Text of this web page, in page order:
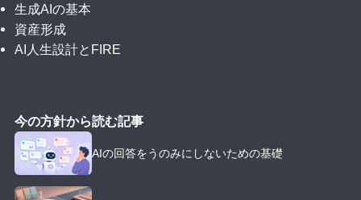
生成AIの基本
資産形成
AI人生設計とFIRE
今の方針から読む記事
AIの回答をうのみにしないための基礎